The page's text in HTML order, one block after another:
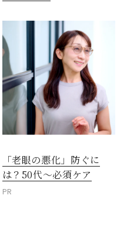
「老眼の悪化」防ぐに
は？50代～必須ケア
PR